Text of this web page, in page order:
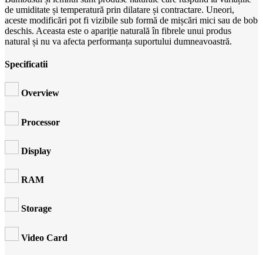
de umiditate și temperatură prin dilatare și contractare. Uneori,
aceste modificări pot fi vizibile sub formă de mișcări mici sau de bob
deschis. Aceasta este o apariție naturală în fibrele unui produs
natural și nu va afecta performanța suportului dumneavoastră.
Specificatii
Overview
Processor
Display
RAM
Storage
Video Card